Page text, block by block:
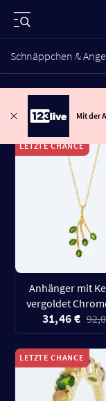
Schnäppchen &
Mit der
LETZTE CHANCE
Anhänger mit
vergoldet
31,46 €
LETZTE CHANCE